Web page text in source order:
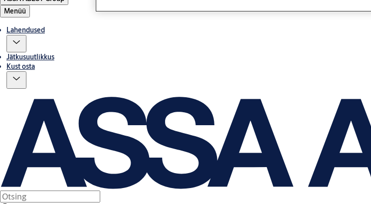
Menüü
Lahendused
Jätkusuutlikkus
Kust osta